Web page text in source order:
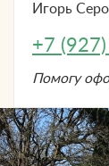
Игорь
+7
Помогу